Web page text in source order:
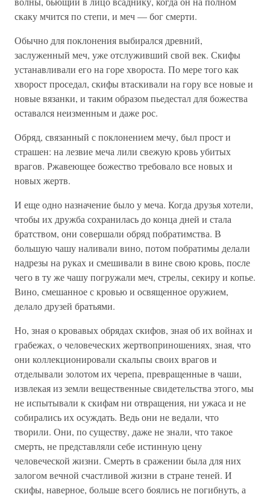
скаку мчится по степи, и меч — бог смерти.
Обычно для поклонения выбирался древний,
заслуженный меч, уже отслуживший свой век. Скифы
устанавливали его на горе хвороста. По мере того как
хворост проседал, скифы втаскивали на гору все новые и
новые вязанки, и таким образом пьедестал для божества
оставался неизменным и даже рос.
Обряд, связанный с поклонением мечу, был прост и
страшен: на лезвие меча лили свежую кровь убитых
врагов. Ржавеющее божество требовало все новых и
новых жертв.
И еще одно назначение было у меча. Когда друзья хотели,
чтобы их дружба сохранилась до конца дней и стала
братством, они совершали обряд побратимства. В
большую чашу наливали вино, потом побратимы делали
надрезы на руках и смешивали в вине свою кровь, после
чего в ту же чашу погружали меч, стрелы, секиру и копье.
Вино, смешанное с кровью и освященное оружием,
делало друзей братьями.
Но, зная о кровавых обрядах скифов, зная об их войнах и
грабежах, о человеческих жертвоприношениях, зная, что
они коллекционировали скальпы своих врагов и
отделывали золотом их черепа, превращенные в чаши,
извлекая из земли вещественные свидетельства этого, мы
не испытывали к скифам ни отвращения, ни ужаса и не
собирались их осуждать. Ведь они не ведали, что
творили. Они, по существу, даже не знали, что такое
смерть, не представляли себе истинную цену
человеческой жизни. Смерть в сражении была для них
залогом вечной счастливой жизни в стране теней. И
скифы, наверное, больше всего боялись не погибнуть, а